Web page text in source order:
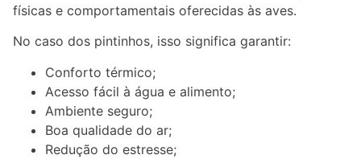
físicas e comportamentais oferecidas às aves.
No caso dos pintinhos, isso significa garantir:
Conforto térmico;
Acesso fácil à água e alimento;
Ambiente seguro;
Boa qualidade do ar;
Redução do estresse;